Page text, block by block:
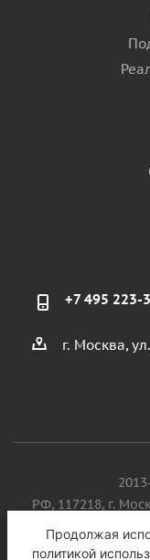
+7 495 223-
г. Москва,
РФ, 117218, г.
Котловка, ул.
Продолжая
политикой